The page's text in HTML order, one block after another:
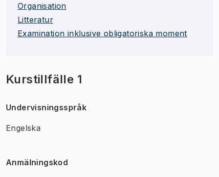
Organisation
Litteratur
Examination inklusive obligatoriska moment
Kurstillfälle 1
Undervisningsspråk
Engelska
Anmälningskod